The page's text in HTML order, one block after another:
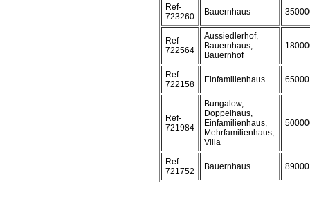
Ref-
723260
Bauernhaus
Ref-
722564
Aussiedlerhof,
Bauernhaus,
Bauernhof
Ref-
722158
Einfamilienhaus 65000
Ref-
721984
Bungalow,
Doppelhaus,
Einfamilienhaus,
Mehrfamilienhaus,
Villa
Ref-
721752
Bauernhaus 89000